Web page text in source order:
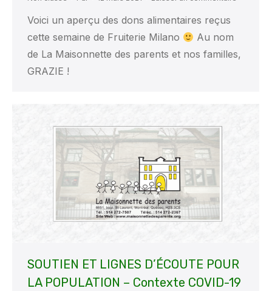
Voici un aperçu des dons alimentaires reçus
cette semaine de Fruiterie Milano
Au nom
de La Maisonnette des parents et nos familles,
GRAZIE !
SOUTIEN ET LIGNES D’ÉCOUTE POUR
LA POPULATION – Contexte COVID-19